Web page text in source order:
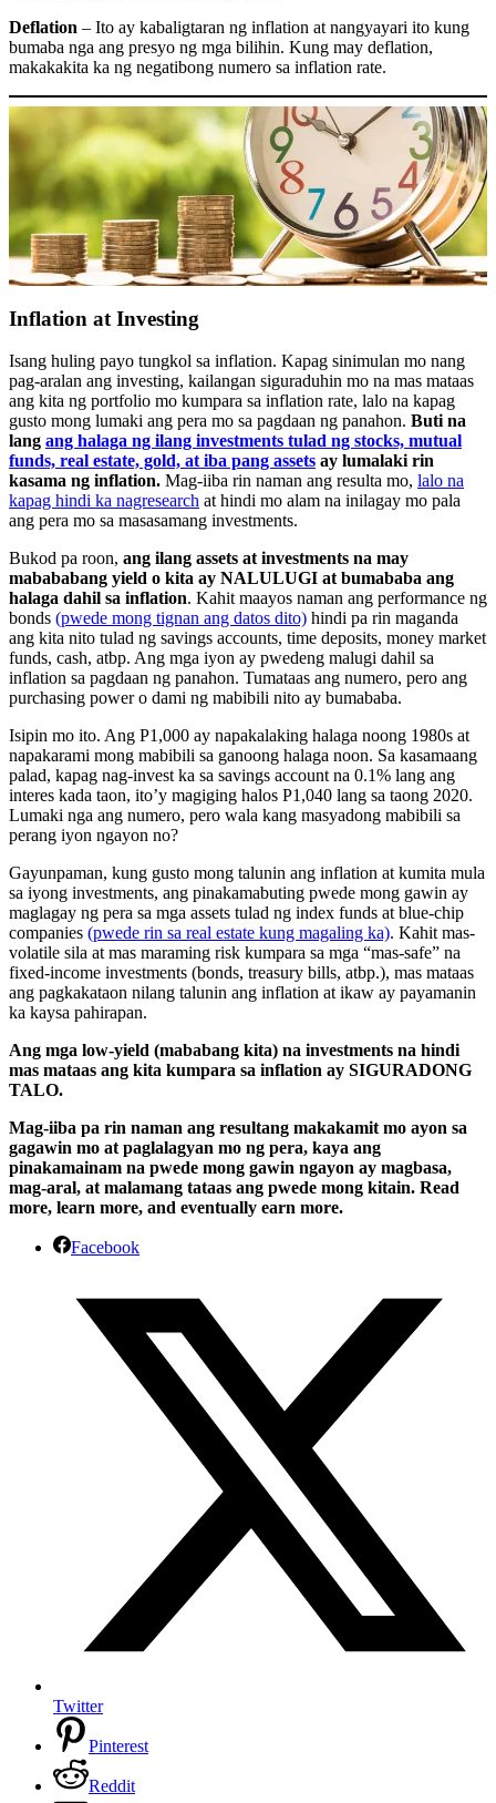
Deflation – Ito ay kabaligtaran ng inflation at nangyayari ito kung
bumaba nga ang presyo ng mga bilihin. Kung may deflation,
makakakita ka ng negatibong numero sa inflation rate.
Inflation at Investing
Isang huling payo tungkol sa inflation. Kapag sinimulan mo nang
pag-aralan ang investing, kailangan siguraduhin mo na mas mataas
ang kita ng portfolio mo kumpara sa inflation rate, lalo na kapag
gusto mong lumaki ang pera mo sa pagdaan ng panahon. Buti na
lang ang halaga ng ilang investments tulad ng stocks, mutual
funds, real estate, gold, at iba pang assets ay lumalaki rin
kasama ng inflation. Mag-iiba rin naman ang resulta mo, lalo na
kapag hindi ka nagresearch at hindi mo alam na inilagay mo pala
ang pera mo sa masasamang investments.
Bukod pa roon, ang ilang assets at investments na may
mabababang yield o kita ay NALULUGI at bumababa ang
halaga dahil sa inflation. Kahit maayos naman ang performance ng
bonds (pwede mong tignan ang datos dito) hindi pa rin maganda
ang kita nito tulad ng savings accounts, time deposits, money market
funds, cash, atbp. Ang mga iyon ay pwedeng malugi dahil sa
inflation sa pagdaan ng panahon. Tumataas ang numero, pero ang
purchasing power o dami ng mabibili nito ay bumababa.
Isipin mo ito. Ang P1,000 ay napakalaking halaga noong 1980s at
napakarami mong mabibili sa ganoong halaga noon. Sa kasamaang
palad, kapag nag-invest ka sa savings account na 0.1% lang ang
interes kada taon, ito’y magiging halos P1,040 lang sa taong 2020.
Lumaki nga ang numero, pero wala kang masyadong mabibili sa
perang iyon ngayon no?
Gayunpaman, kung gusto mong talunin ang inflation at kumita mula
sa iyong investments, ang pinakamabuting pwede mong gawin ay
maglagay ng pera sa mga assets tulad ng index funds at blue-chip
companies (pwede rin sa real estate kung magaling ka). Kahit mas-
volatile sila at mas maraming risk kumpara sa mga “mas-safe” na
fixed-income investments (bonds, treasury bills, atbp.), mas mataas
ang pagkakataon nilang talunin ang inflation at ikaw ay payamanin
ka kaysa pahirapan.
Ang mga low-yield (mababang kita) na investments na hindi
mas mataas ang kita kumpara sa inflation ay SIGURADONG
TALO.
Mag-iiba pa rin naman ang resultang makakamit mo ayon sa
gagawin mo at paglalagyan mo ng pera, kaya ang
pinakamainam na pwede mong gawin ngayon ay magbasa,
mag-aral, at malamang tataas ang pwede mong kitain. Read
more, learn more, and eventually earn more.
Facebook
Twitter
Pinterest
Reddit